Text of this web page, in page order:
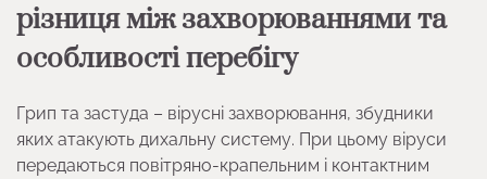
різниця між захворюваннями та
особливості перебігу
Грип та застуда – вірусні захворювання, збудники
яких атакують дихальну систему. При цьому віруси
передаються повітряно-крапельним і контактним